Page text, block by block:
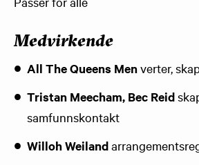
Medvirkende
All The Queens Menverter,
Tristan Meecham, Bec Reid
samfunnskontakt
Willoh Weiland